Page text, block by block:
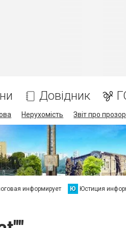
Довідник
Нерухомість Звіт про
информирует Ю Юстиция